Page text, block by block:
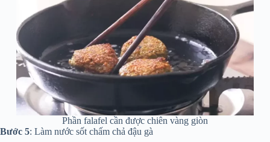
Phần falafel cần được chiên vàng giòn
Bước 5: Làm nước sốt chấm chả đậu gà